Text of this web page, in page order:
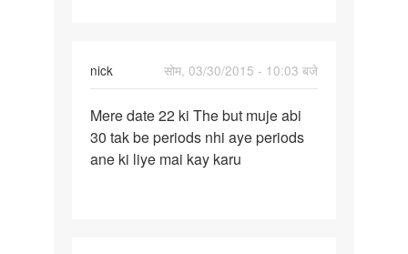
nick
सोम, 03/30/2015 - 10:03 बजे
Mere
date
22
Mere date 22 ki The but muje abi
30 tak be periods nhi aye periods
ane ki liye mai kay karu